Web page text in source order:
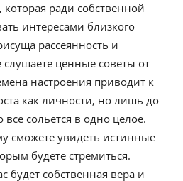
ради собственной
интересами близкого
рассеянность и
ценные советы от
настроения приводит к
как личности, но лишь до
все сольется в одно целое.
сможете увидеть истинные
будете стремиться.
будет собственная вера и